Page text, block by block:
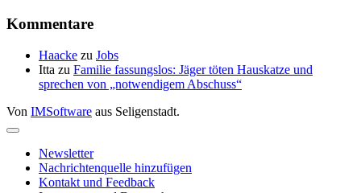
Kommentare
Haacke zu Jobs
Itta zu Familie fassungslos: Jäger töten Hauskatze und
sprechen von „notwendigem Abschuss“
Von IMSoftware aus Seligenstadt.
Newsletter
Nachrichtenquelle hinzufügen
Kontakt und Feedback